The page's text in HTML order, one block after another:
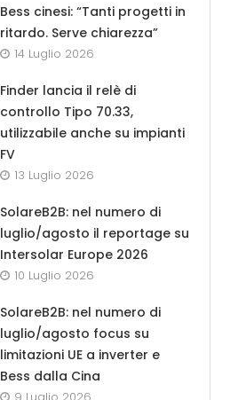
Bess cinesi: “Tanti progetti in
ritardo. Serve chiarezza”
14 Luglio 2026
Finder lancia il relè di
controllo Tipo 70.33,
utilizzabile anche su impianti
FV
13 Luglio 2026
SolareB2B: nel numero di
luglio/agosto il reportage su
Intersolar Europe 2026
10 Luglio 2026
SolareB2B: nel numero di
luglio/agosto focus su
limitazioni UE a inverter e
Bess dalla Cina